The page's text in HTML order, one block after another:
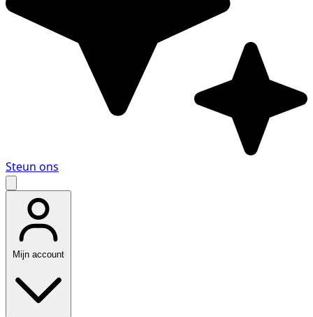
Steun ons
Mijn account